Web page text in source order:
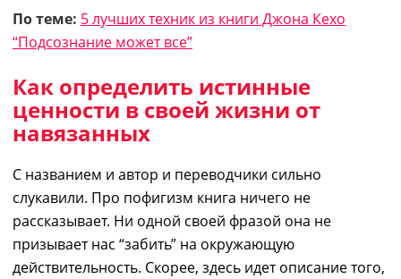
По теме: 5 лучших техник из книги Джона Кехо
“Подсознание может все”
Как определить истинные
ценности в своей жизни от
навязанных
С названием и автор и переводчики сильно
слукавили. Про пофигизм книга ничего не
рассказывает. Ни одной своей фразой она не
призывает нас “забить” на окружающую
действительность. Скорее, здесь идет описание того,